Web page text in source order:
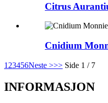
Citrus
Cnidium
1 23456Neste >>> Side 1 / 7
INFORMASJON